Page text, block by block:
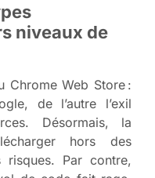
niveaux de
Chrome Web Store :
de l’autre l’exil
Désormais, la
hors des
risques. Par contre,